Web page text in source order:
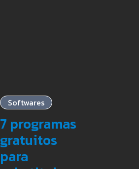
Softwares
7 programas
gratuitos
para